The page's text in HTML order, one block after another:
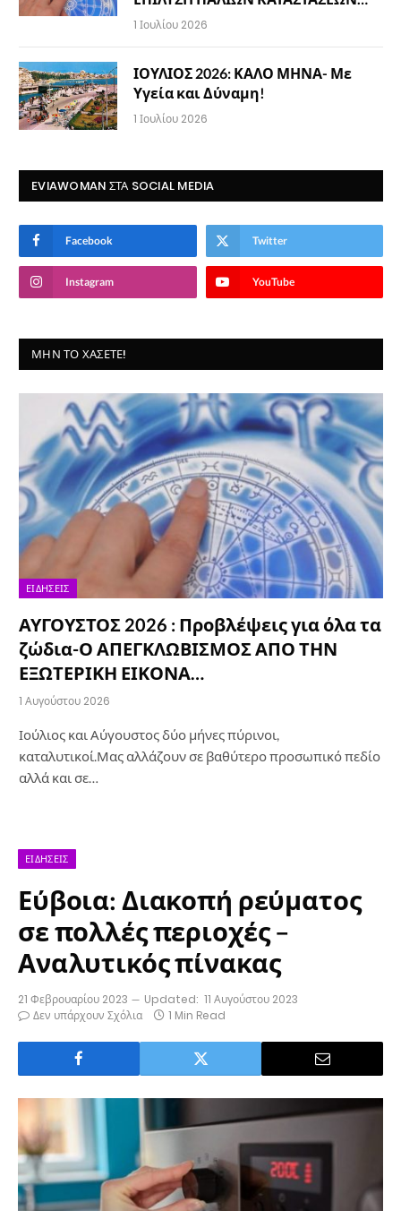
1 Ιουλίου 2026
ΙΟΥΛΙΟΣ 2026: ΚΑΛΟ ΜΗΝΑ- Με
Υγεία και Δύναμη!
1 Ιουλίου 2026
EVIAWOMAN ΣΤΑ SOCIAL MEDIA
Facebook Twitter
Instagram YouTube
ΜΗΝ ΤΟ ΧΆΣΕΤΕ!
ΕΙΔΉΣΕΙΣ
ΑΥΓΟΥΣΤΟΣ 2026 : Προβλέψεις για όλα τα
ζώδια-Ο ΑΠΕΓΚΛΩΒΙΣΜΟΣ ΑΠΟ ΤΗΝ
ΕΞΩΤΕΡΙΚΗ ΕΙΚΟΝΑ…
1 Αυγούστου 2026
Ιούλιος και Αύγουστος δύο μήνες πύρινοι,
καταλυτικοί.Μας αλλάζουν σε βαθύτερο προσωπικό πεδίο
αλλά και σε…
ΕΙΔΉΣΕΙΣ
Εύβοια: Διακοπή ρεύματος
σε πολλές περιοχές –
Αναλυτικός πίνακας
21 Φεβρουαρίου 2023 Updated: 11 Αυγούστου 2023
Δεν υπάρχουν Σχόλια
1 Min Read